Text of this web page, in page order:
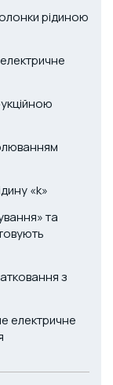
рідиною
«k»
та
з
електричне